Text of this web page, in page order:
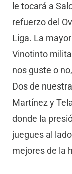
le tocará a
refuerzo del
Liga. La
Vinotinto
nos guste o
Dos de
Martínez y
donde la
juegues al
mejores de la